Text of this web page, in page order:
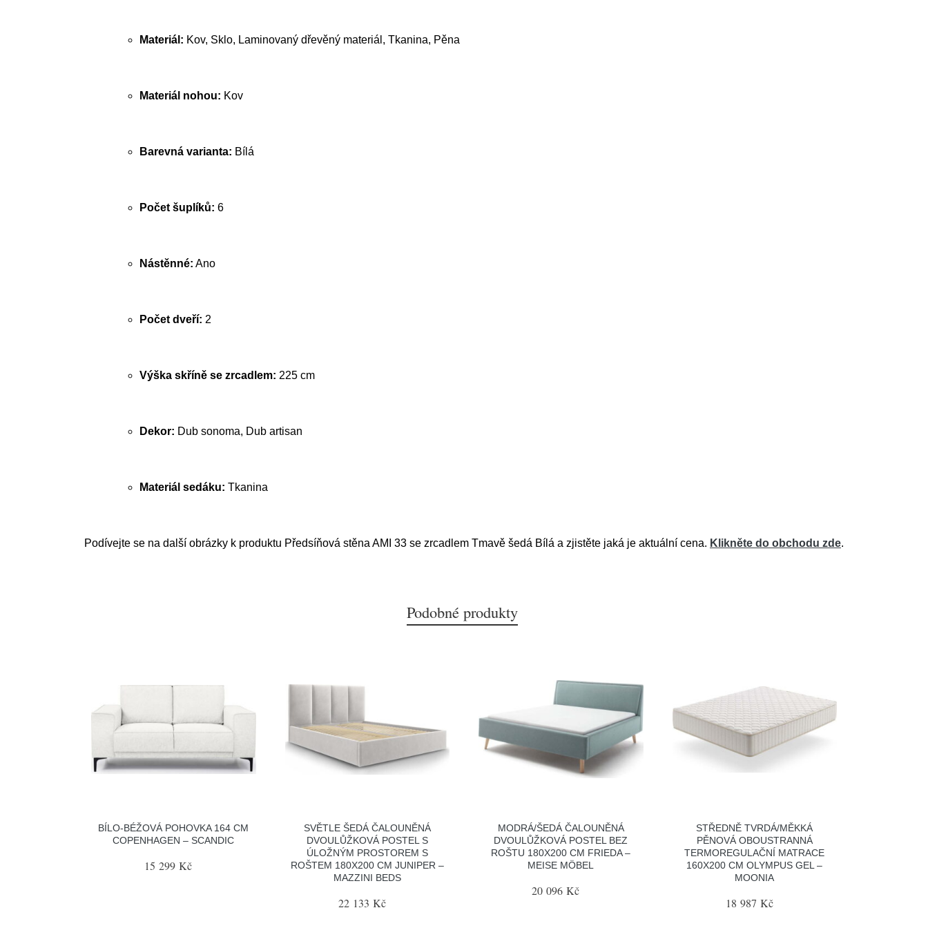
Materiál: Kov, Sklo, Laminovaný dřevěný materiál, Tkanina, Pěna
Materiál nohou: Kov
Barevná varianta: Bílá
Počet šuplíků: 6
Nástěnné: Ano
Počet dveří: 2
Výška skříně se zrcadlem: 225 cm
Dekor: Dub sonoma, Dub artisan
Materiál sedáku: Tkanina
Podívejte se na další obrázky k produktu Předsíňová stěna AMI 33 se zrcadlem Tmavě šedá Bílá a zjistěte jaká je aktuální cena. Klikněte do obchodu zde.
Podobné produkty
BÍLO-BÉŽOVÁ POHOVKA 164 CM
COPENHAGEN – SCANDIC
15 299 Kč
SVĚTLE ŠEDÁ ČALOUNĚNÁ
DVOULŮŽKOVÁ POSTEL S
ÚLOŽNÝM PROSTOREM S
ROŠTEM 180X200 CM JUNIPER –
MAZZINI BEDS
22 133 Kč
MODRÁ/ŠEDÁ ČALOUNĚNÁ
DVOULŮŽKOVÁ POSTEL BEZ
ROŠTU 180X200 CM FRIEDA –
MEISE MÖBEL
20 096 Kč
STŘEDNĚ TVRDÁ/MĚKKÁ
PĚNOVÁ OBOUSTRANNÁ
TERMOREGULAČNÍ MATRACE
160X200 CM OLYMPUS GEL –
MOONIA
18 987 Kč